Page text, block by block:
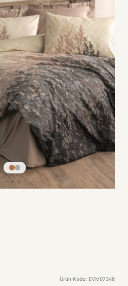
Ürün Kodu: EVM07348